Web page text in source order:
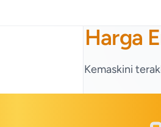
Harga
Kemaskini